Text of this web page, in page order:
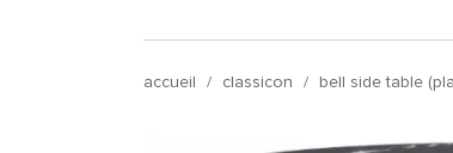
accueil / classicon / bell side table